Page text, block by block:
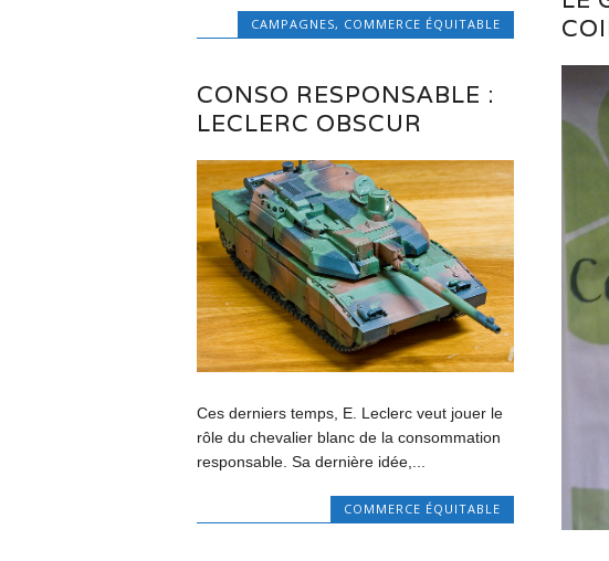
CAMPAGNES, COMMERCE ÉQUITABLE
CONSO RESPONSABLE :
LECLERC OBSCUR
Ces derniers temps, E. Leclerc veut jouer le
rôle du chevalier blanc de la consommation
responsable. Sa dernière idée,...
COMMERCE ÉQUITABLE